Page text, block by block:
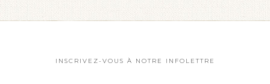
INSCRIVEZ-VOUS À NOTRE INFOLETTRE